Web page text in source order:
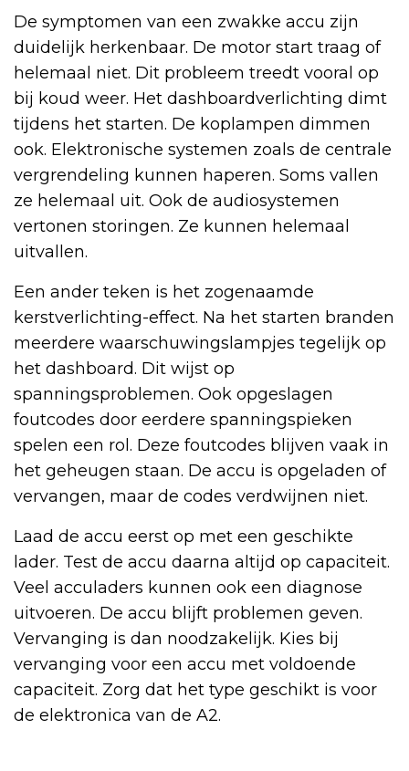
De symptomen van een zwakke accu zijn
duidelijk herkenbaar. De motor start traag of
helemaal niet. Dit probleem treedt vooral op
bij koud weer. Het dashboardverlichting dimt
tijdens het starten. De koplampen dimmen
ook. Elektronische systemen zoals de centrale
vergrendeling kunnen haperen. Soms vallen
ze helemaal uit. Ook de audiosystemen
vertonen storingen. Ze kunnen helemaal
uitvallen.
Een ander teken is het zogenaamde
kerstverlichting-effect. Na het starten branden
meerdere waarschuwingslampjes tegelijk op
het dashboard. Dit wijst op
spanningsproblemen. Ook opgeslagen
foutcodes door eerdere spanningspieken
spelen een rol. Deze foutcodes blijven vaak in
het geheugen staan. De accu is opgeladen of
vervangen, maar de codes verdwijnen niet.
Laad de accu eerst op met een geschikte
lader. Test de accu daarna altijd op capaciteit.
Veel acculaders kunnen ook een diagnose
uitvoeren. De accu blijft problemen geven.
Vervanging is dan noodzakelijk. Kies bij
vervanging voor een accu met voldoende
capaciteit. Zorg dat het type geschikt is voor
de elektronica van de A2.